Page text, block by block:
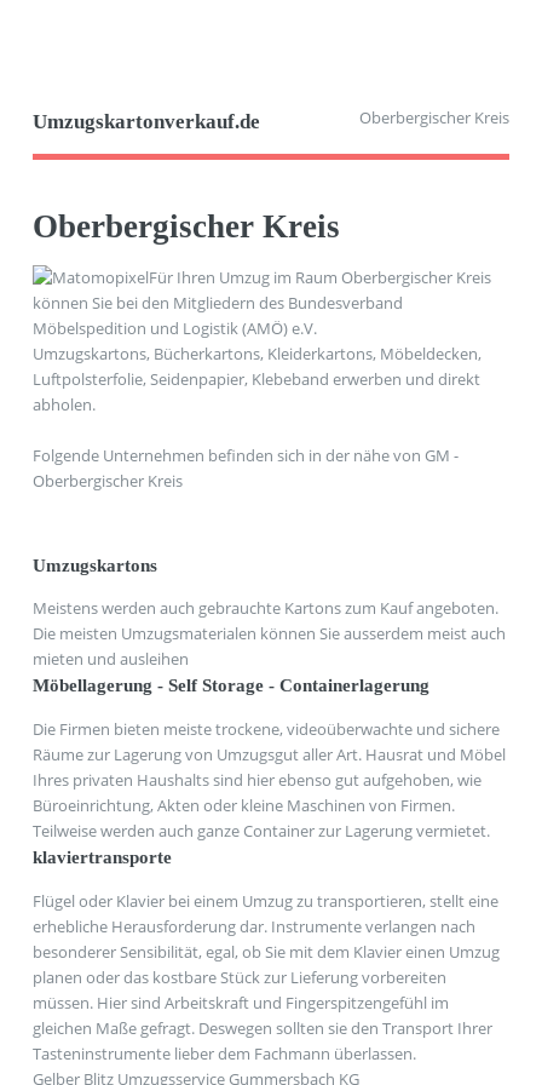
Umzugskartonverkauf.de Oberbergischer Kreis
Oberbergischer Kreis
Für Ihren Umzug im Raum Oberbergischer Kreis
können Sie bei den Mitgliedern des Bundesverband
Möbelspedition und Logistik (AMÖ) e.V.
Umzugskartons, Bücherkartons, Kleiderkartons, Möbeldecken,
Luftpolsterfolie, Seidenpapier, Klebeband erwerben und direkt
abholen.
Folgende Unternehmen befinden sich in der nähe von GM -
Oberbergischer Kreis
Umzugskartons
Meistens werden auch gebrauchte Kartons zum Kauf angeboten.
Die meisten Umzugsmaterialen können Sie ausserdem meist auch
mieten und ausleihen
Möbellagerung - Self Storage - Containerlagerung
Die Firmen bieten meiste trockene, videoüberwachte und sichere
Räume zur Lagerung von Umzugsgut aller Art. Hausrat und Möbel
Ihres privaten Haushalts sind hier ebenso gut aufgehoben, wie
Büroeinrichtung, Akten oder kleine Maschinen von Firmen.
Teilweise werden auch ganze Container zur Lagerung vermietet.
klaviertransporte
Flügel oder Klavier bei einem Umzug zu transportieren, stellt eine
erhebliche Herausforderung dar. Instrumente verlangen nach
besonderer Sensibilität, egal, ob Sie mit dem Klavier einen Umzug
planen oder das kostbare Stück zur Lieferung vorbereiten
müssen. Hier sind Arbeitskraft und Fingerspitzengefühl im
gleichen Maße gefragt. Deswegen sollten sie den Transport Ihrer
Tasteninstrumente lieber dem Fachmann überlassen.
Gelber Blitz Umzugsservice Gummersbach KG